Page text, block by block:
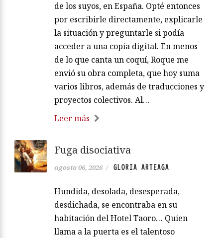
de los suyos, en España. Opté entonces
por escribirle directamente, explicarle
la situación y preguntarle si podía
acceder a una copia digital. En menos
de lo que canta un coquí, Roque me
envió su obra completa, que hoy suma
varios libros, además de traducciones y
proyectos colectivos. Al…
Leer más
Fuga disociativa
agosto 06, 2026 / GLORIA ARTEAGA
Hundida, desolada, desesperada,
desdichada, se encontraba en su
habitación del Hotel Taoro… Quien
llama a la puerta es el talentoso